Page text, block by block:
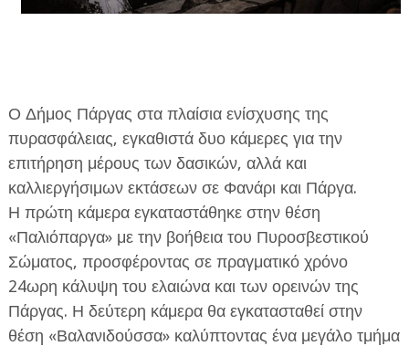
ΔΙΕΘΝΗ
ΕΦΗΜΕΡΙΔΑ Η ΠΑΡΓΑ
ΠΛΗΡΟΦΟΡΙΕΣ
Ο Δήμος Πάργας στα πλαίσια ενίσχυσης της
πυρασφάλειας, εγκαθιστά δυο κάμερες για την
επιτήρηση μέρους των δασικών, αλλά και
καλλιεργήσιμων εκτάσεων σε Φανάρι και Πάργα.
Η πρώτη κάμερα εγκαταστάθηκε στην θέση
«Παλιόπαργα» με την βοήθεια του Πυροσβεστικού
Σώματος, προσφέροντας σε πραγματικό χρόνο
24ωρη κάλυψη του ελαιώνα και των ορεινών της
Πάργας. Η δεύτερη κάμερα θα εγκατασταθεί στην
θέση «Βαλανιδούσσα» καλύπτοντας ένα μεγάλο τμήμα